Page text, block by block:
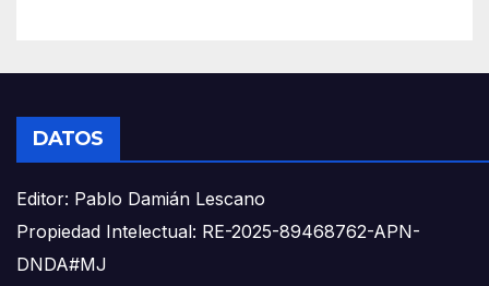
DATOS
Editor: Pablo Damián Lescano
Propiedad Intelectual: RE-2025-89468762-APN-
DNDA#MJ